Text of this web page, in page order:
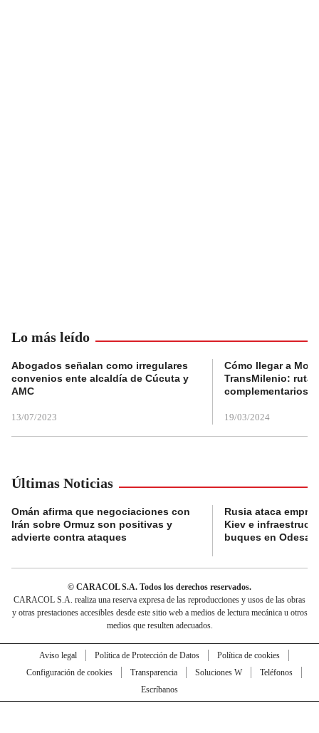
Lo más leído
Abogados señalan como irregulares
convenios ente alcaldía de Cúcuta y
AMC
13/07/2023
Cómo llegar a
TransMilenio:
complementarios
19/03/2024
Últimas Noticias
Omán afirma que negociaciones con
Irán sobre Ormuz son positivas y
advierte contra ataques
Rusia ataca
Kiev e
buques en Odesa
© CARACOL S.A. Todos los derechos reservados.
CARACOL S.A. realiza una reserva expresa de las reproducciones y usos de las obras
y otras prestaciones accesibles desde este sitio web a medios de lectura mecánica u otros
medios que resulten adecuados.
Aviso legal Política de Protección de Datos
Política de cookies
Configuración de cookies
Transparencia Soluciones W
Teléfonos
Escríbanos